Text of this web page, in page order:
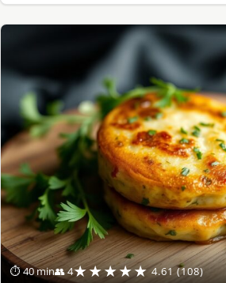
⏱ 40 min👥 4★★★★★ 4.61 (108)